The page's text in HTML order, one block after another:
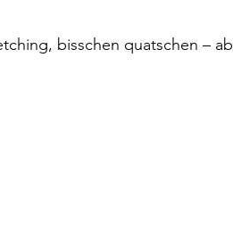
bisschen quatschen – ab